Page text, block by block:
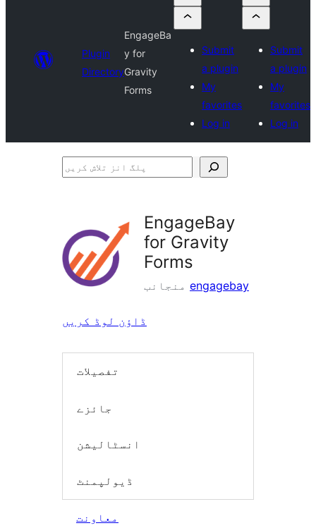
Plugin
Directory
EngageBa
y for
Gravity
Forms
Submit
a plugin
My
favorites
Log in
Submit
a plugin
My
favorites
Log in
پلگ
کریں
EngageBay
for Gravity
Forms
engagebay
ڈاؤن لوڈ کریں
تفصیلات
جائزے
انسٹالیشن
ڈیولپمنٹ
معاونت